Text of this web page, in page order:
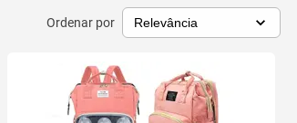
Ordenar por